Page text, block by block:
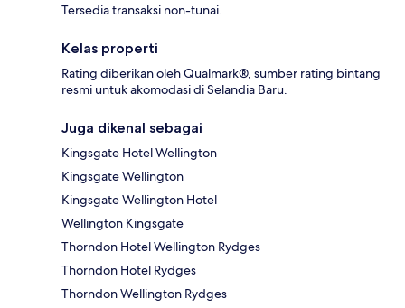
Tersedia transaksi non-tunai.
Kelas properti
Rating diberikan oleh Qualmark®, sumber rating bintang
resmi untuk akomodasi di Selandia Baru.
Juga dikenal sebagai
Kingsgate Hotel Wellington
Kingsgate Wellington
Kingsgate Wellington Hotel
Wellington Kingsgate
Thorndon Hotel Wellington Rydges
Thorndon Hotel Rydges
Thorndon Wellington Rydges